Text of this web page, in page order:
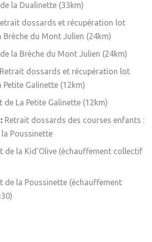
la Dualinette (33km)
dossards et récupération lot
Brèche du Mont Julien (24km)
la Brèche du Mont Julien (24km)
dossards et récupération lot
Petite Galinette (12km)
de La Petite Galinette (12km)
Retrait dossards des courses enfants :
Poussinette
de la Kid'Olive (échauffement collectif
de la Poussinette (échauffement